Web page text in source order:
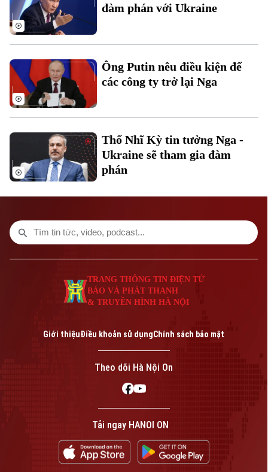
Tòa soạn
0865.116.699 (hotline) 0865.116.699
phép số: Số 63/GP-TTDT, cấp ngày 10/05/2023
TRANG THÔNG TIN ĐIỆN TỬ
CỦA CƠ QUAN BÁO VÀ PHÁT THANH TRUYỀN HÌNH HÀ NỘI
Số 3-5 Huỳnh Thúc Kháng-Phường Láng-Hà Nội
đàm phán với Ukraine
Ông Putin nêu điều kiện để
các công ty trở lại Nga
Thổ Nhĩ Kỳ tin tưởng Nga -
Ukraine sẽ tham gia đàm
phán
TRANG THÔNG TIN ĐIỆN TỬ
BÁO VÀ PHÁT THANH
& TRUYỀN HÌNH HÀ NỘI
Giới thiệuĐiều khoản sử dụngChính sách bảo mật
Theo dõi Hà Nội On
Tải ngay HANOI ON